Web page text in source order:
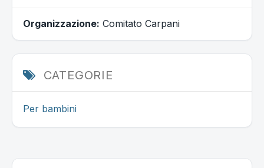
Organizzazione: Comitato Carpani
CATEGORIE
Per bambini